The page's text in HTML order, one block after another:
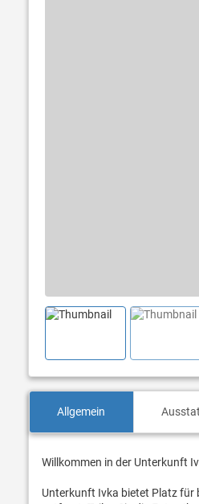
Allgemein
Willkommen in der Unterkunft
Unterkunft Ivka bietet Platz für